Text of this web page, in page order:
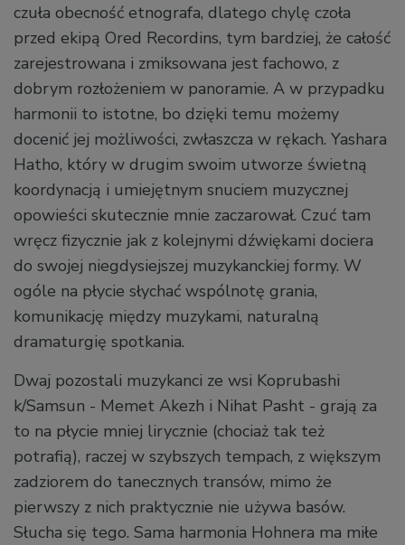
czuła obecność etnografa, dlatego chylę czoła
przed ekipą Ored Recordins, tym bardziej, że całość
zarejestrowana i zmiksowana jest fachowo, z
dobrym rozłożeniem w panoramie. A w przypadku
harmonii to istotne, bo dzięki temu możemy
docenić jej możliwości, zwłaszcza w rękach. Yashara
Hatho, który w drugim swoim utworze świetną
koordynacją i umiejętnym snuciem muzycznej
opowieści skutecznie mnie zaczarował. Czuć tam
wręcz fizycznie jak z kolejnymi dźwiękami dociera
do swojej niegdysiejszej muzykanckiej formy. W
ogóle na płycie słychać wspólnotę grania,
komunikację między muzykami, naturalną
dramaturgię spotkania.
Dwaj pozostali muzykanci ze wsi Koprubashi
k/Samsun - Memet Akezh i Nihat Pasht - grają za
to na płycie mniej lirycznie (chociaż tak też
potrafią), raczej w szybszych tempach, z większym
zadziorem do tanecznych transów, mimo że
pierwszy z nich praktycznie nie używa basów.
Słucha się tego. Sama harmonia Hohnera ma miłe